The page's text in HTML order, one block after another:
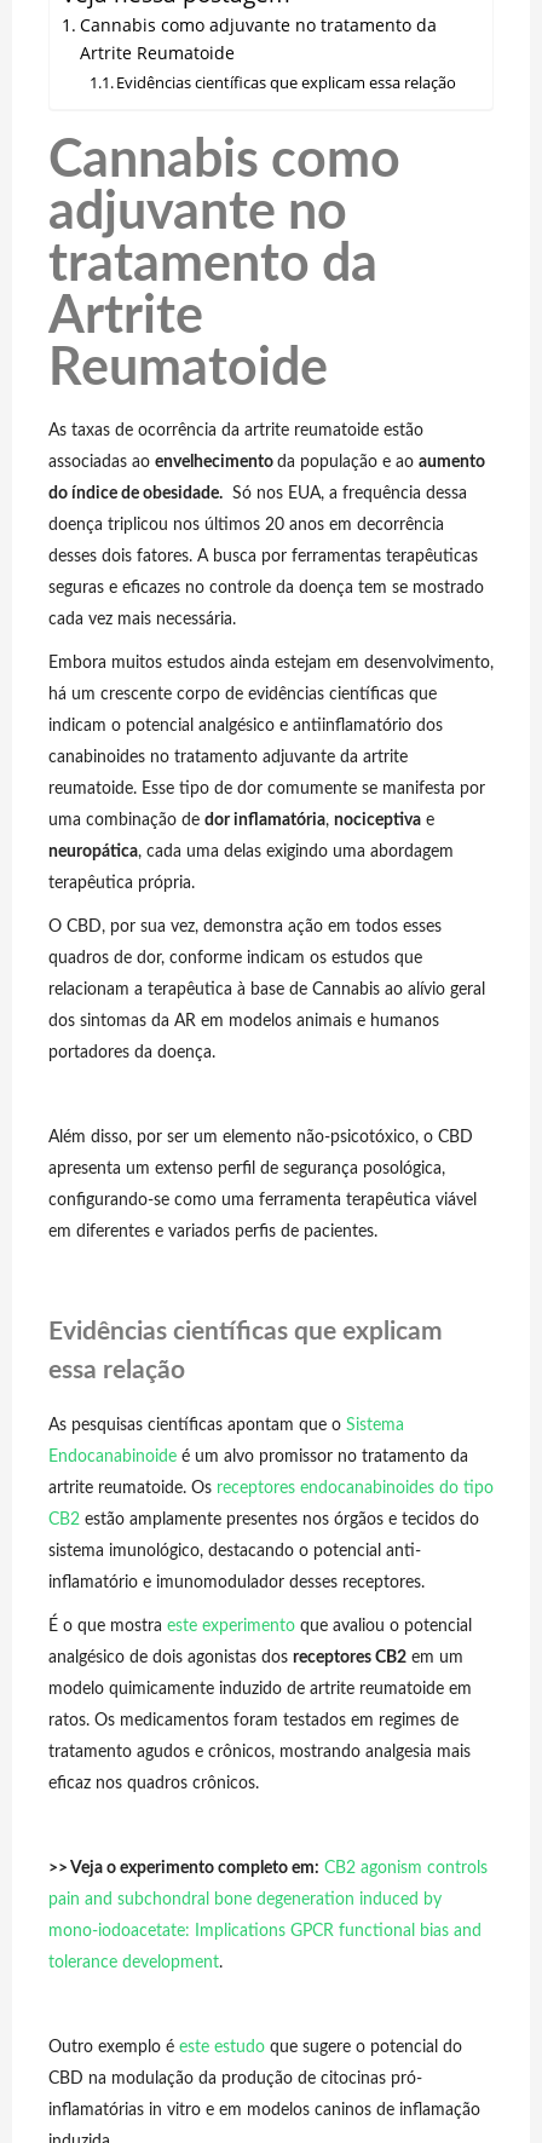
Cannabis como adjuvante no tratamento da
Artrite Reumatoide
Evidências científicas que explicam essa relação
Cannabis como
adjuvante no
tratamento da
Artrite
Reumatoide
As taxas de ocorrência da artrite reumatoide estão
associadas ao envelhecimento da população e ao aumento
do índice de obesidade. Só nos EUA, a frequência dessa
doença triplicou nos últimos 20 anos em decorrência
desses dois fatores. A busca por ferramentas terapêuticas
seguras e eficazes no controle da doença tem se mostrado
cada vez mais necessária.
Embora muitos estudos ainda estejam em desenvolvimento,
há um crescente corpo de evidências científicas que
indicam o potencial analgésico e antiinflamatório dos
canabinoides no tratamento adjuvante da artrite
reumatoide. Esse tipo de dor comumente se manifesta por
uma combinação de dor inflamatória, nociceptiva e
neuropática, cada uma delas exigindo uma abordagem
terapêutica própria.
O CBD, por sua vez, demonstra ação em todos esses
quadros de dor, conforme indicam os estudos que
relacionam a terapêutica à base de Cannabis ao alívio geral
dos sintomas da AR em modelos animais e humanos
portadores da doença.
Além disso, por ser um elemento não-psicotóxico, o CBD
apresenta um extenso perfil de segurança posológica,
configurando-se como uma ferramenta terapêutica viável
em diferentes e variados perfis de pacientes.
Evidências científicas que explicam
essa relação
As pesquisas científicas apontam que o Sistema
Endocanabinoide é um alvo promissor no tratamento da
artrite reumatoide. Os receptores endocanabinoides do tipo
CB2 estão amplamente presentes nos órgãos e tecidos do
sistema imunológico, destacando o potencial anti-
inflamatório e imunomodulador desses receptores.
É o que mostra este experimento que avaliou o potencial
analgésico de dois agonistas dos receptores CB2 em um
modelo quimicamente induzido de artrite reumatoide em
ratos. Os medicamentos foram testados em regimes de
tratamento agudos e crônicos, mostrando analgesia mais
eficaz nos quadros crônicos.
>> Veja o experimento completo em: CB2 agonism controls
pain and subchondral bone degeneration induced by
mono-iodoacetate: Implications GPCR functional bias and
tolerance development.
Outro exemplo é este estudo que sugere o potencial do
CBD na modulação da produção de citocinas pró-
inflamatórias in vitro e em modelos caninos de inflamação